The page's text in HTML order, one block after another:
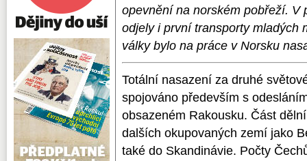
opevnění na norském pobřeží. V
odjely i první transporty mladých
války bylo na práce v Norsku
Totální nasazení za druhé
spojováno především s
obsazeném Rakousku. Část
dalších okupovaných zemí jako
také do Skandinávie. Počty